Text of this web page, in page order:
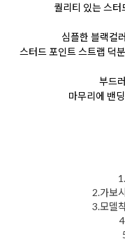
퀄리티 있는 스
심플한 블랙컬
스터드 포인트 스트랩 덕
부드
마무리에 밴
2.가보
3.모델